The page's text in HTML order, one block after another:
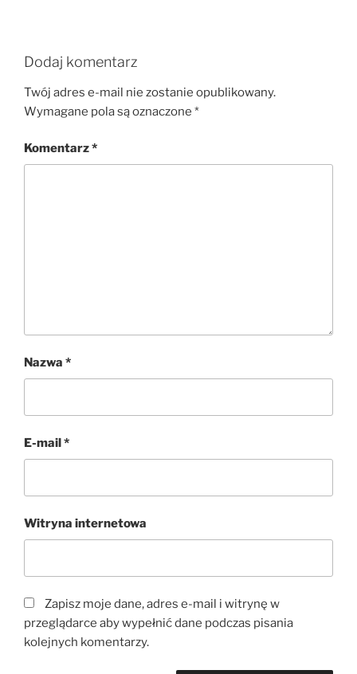
Dodaj komentarz
Twój adres e-mail nie zostanie opublikowany.
Wymagane pola są oznaczone *
Komentarz*
Nazwa *
E-mail *
Witryna internetowa
Zapisz moje dane, adres e-mail i witrynę w
przeglądarce aby wypełnić dane podczas pisania
kolejnych komentarzy.